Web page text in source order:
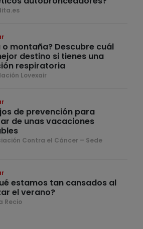
o montaña? Descubre cuál
destino si tienes una
respiratoria
Lovexair
de prevención para
de unas vacaciones
Contra el Cáncer – Sede
estamos tan cansados al
el verano?
Recio